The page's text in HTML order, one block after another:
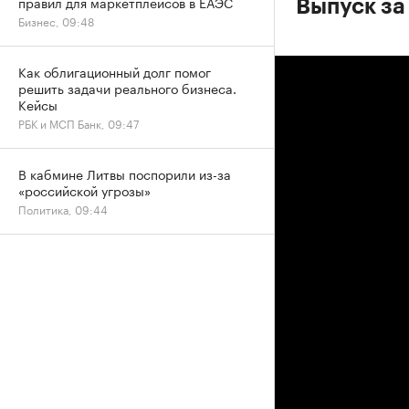
Выпуск
Бизнес, 09:48
Как облигационный долг помог
решить задачи реального бизнеса.
Кейсы
РБК и МСП Банк, 09:47
В кабмине Литвы поспорили из-за
«российской угрозы»
Политика, 09:44